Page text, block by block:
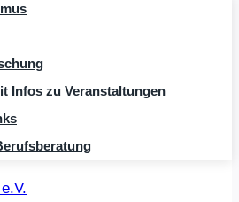
Infos zu Veranstaltungen